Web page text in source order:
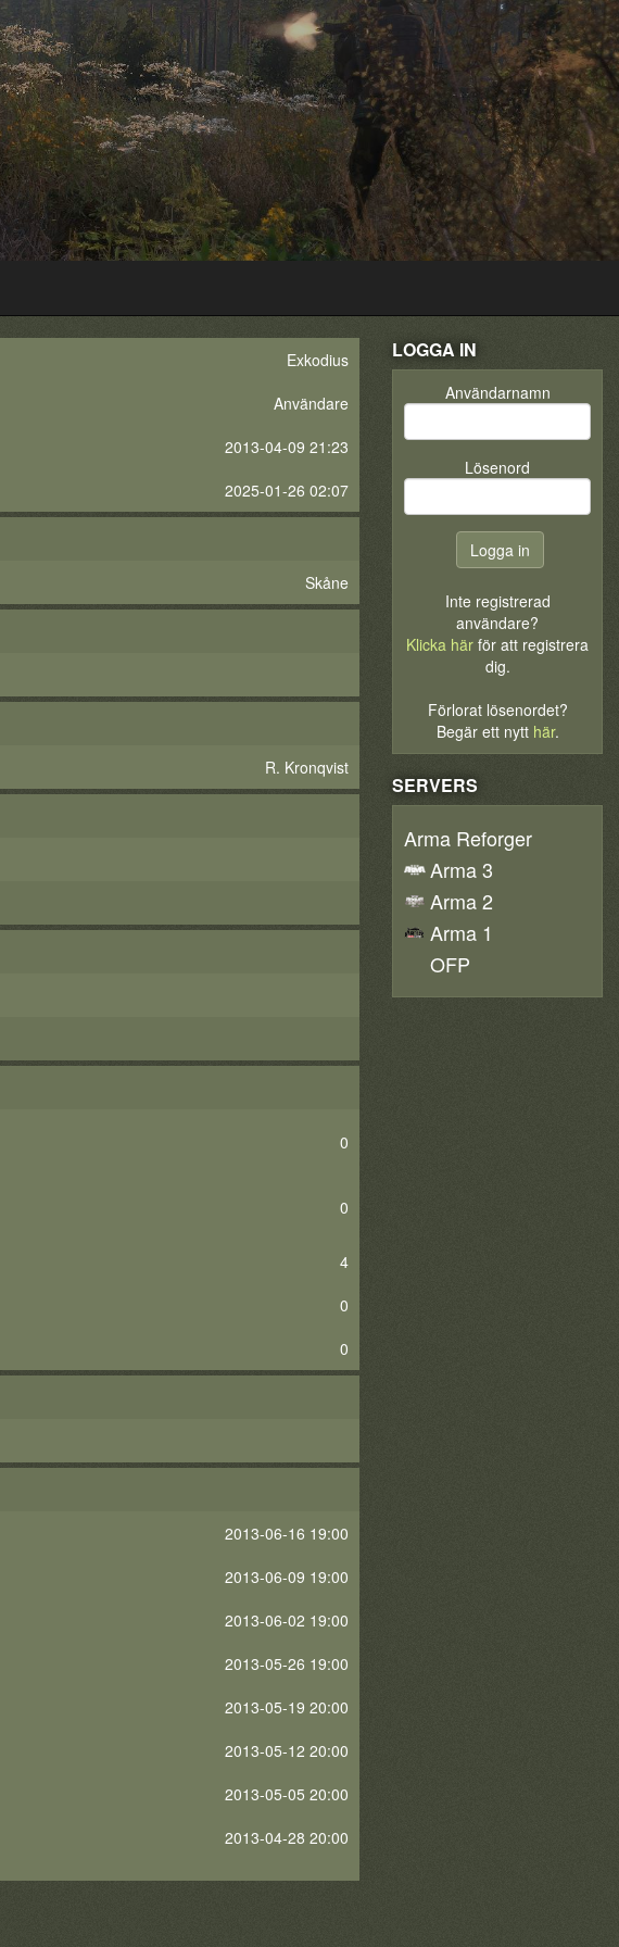
Exkodius
Användare
2013-04-09 21:23
2025-01-26 02:07
Skåne
R. Kronqvist
0
0
4
0
0
2013-06-16 19:00
2013-06-09 19:00
2013-06-02 19:00
2013-05-26 19:00
2013-05-19 20:00
2013-05-12 20:00
2013-05-05 20:00
2013-04-28 20:00
LOGGA IN
Användarnamn
Lösenord
Inte registrerad
användare?
Klicka här för att registrera
dig.
Förlorat lösenordet?
Begär ett nytt här.
SERVERS
Arma Reforger
Arma 3
Arma 2
Arma 1
OFP